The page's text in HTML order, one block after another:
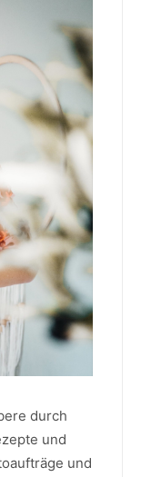
durch
und
und